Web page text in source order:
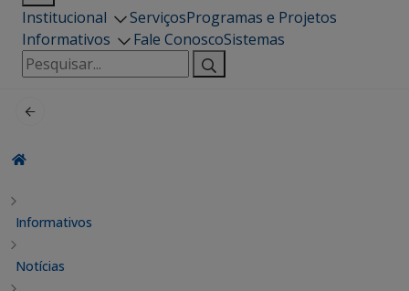
Institucional ServiçosProgramas e Projetos
Informativos
Fale ConoscoSistemas
Pesquisar
por:
Informativos
Notícias